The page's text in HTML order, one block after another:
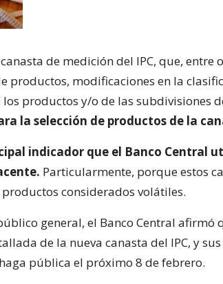
de medición del IPC, que, entre
productos, modificaciones en la
productos y/o de las subdivisiones
la selección de productos de la
indicador que el Banco Central
Particularmente, porque estos
productos considerados volátiles.
general, el Banco Central afirmó
de la nueva canasta del IPC, y
pública el próximo 8 de febrero.